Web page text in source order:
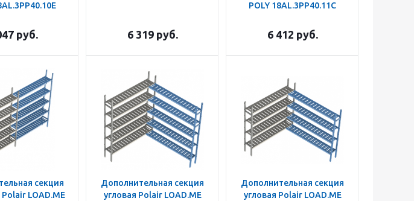
руб. 6 319руб.
POLY 18AL.3PP40.11C
6 412 руб.
секция
LOAD.ME
Дополнительная секция
угловая Polair LOAD.ME
Дополнительная секция
угловая Polair LOAD.ME